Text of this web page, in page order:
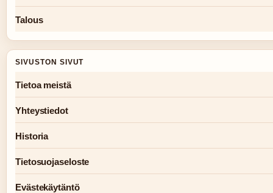
Talous
SIVUSTON SIVUT
Tietoa meistä
Yhteystiedot
Historia
Tietosuojaseloste
Evästekäytäntö